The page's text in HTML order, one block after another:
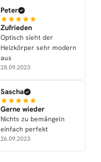
Peter
Zufrieden
Optisch sieht der
Heizkörper sehr modern
aus
28.09.2023
Sascha
Gerne wieder
Nichts zu bemängeln
einfach perfekt
26.09.2023